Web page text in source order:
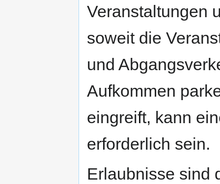
Veranstaltungen
soweit die
und
Aufkommen
eingreift, kann
erforderlich sein.
Erlaubnisse sind